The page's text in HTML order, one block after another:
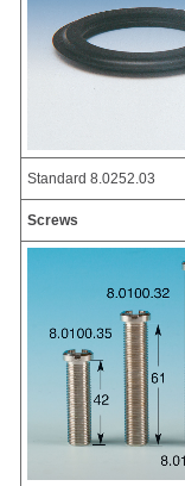
Standard 8.0252.03
Screws